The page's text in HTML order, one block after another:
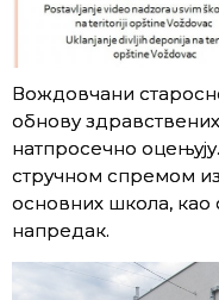
Вождовчани
обнову
натпросечно
стручном спремом
основних школа, као
напредак.